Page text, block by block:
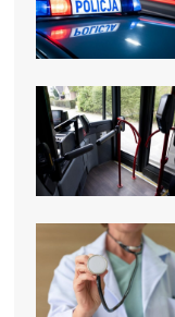
Szpital im.
Publiczny
Szpital
im. M.
Curi